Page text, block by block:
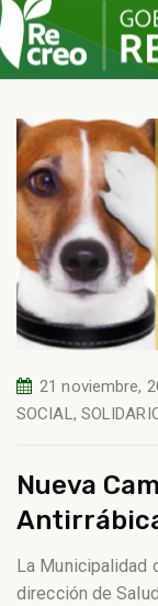
21 noviembre,
SOCIAL,
Nueva
La Municipalidad
dirección de